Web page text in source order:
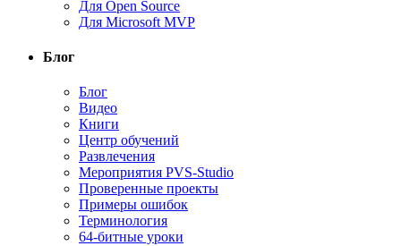
Для Open Source
Для Microsoft MVP
Блог
Блог
Видео
Книги
Центр обучений
Развлечения
Мероприятия PVS-Studio
Проверенные проекты
Примеры ошибок
Терминология
64-битные уроки